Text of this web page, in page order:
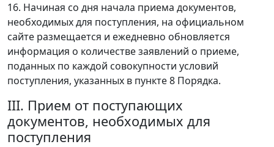
16. Начиная со дня начала приема документов,
необходимых для поступления, на официальном
сайте размещается и ежедневно обновляется
информация о количестве заявлений о приеме,
поданных по каждой совокупности условий
поступления, указанных в пункте 8 Порядка.
III. Прием от поступающих
документов, необходимых для
поступления